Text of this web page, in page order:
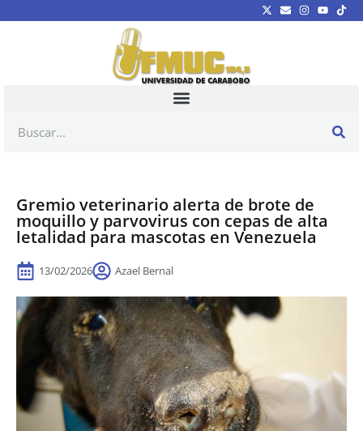
Gremio veterinario alerta de brote de
moquillo y parvovirus con cepas de alta
letalidad para mascotas en Venezuela
13/02/2026 Azael Bernal